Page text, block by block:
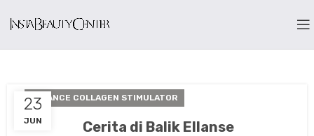
23
JUN
ELLANCE COLLAGEN STIMULATOR
Cerita di Balik Ellanse